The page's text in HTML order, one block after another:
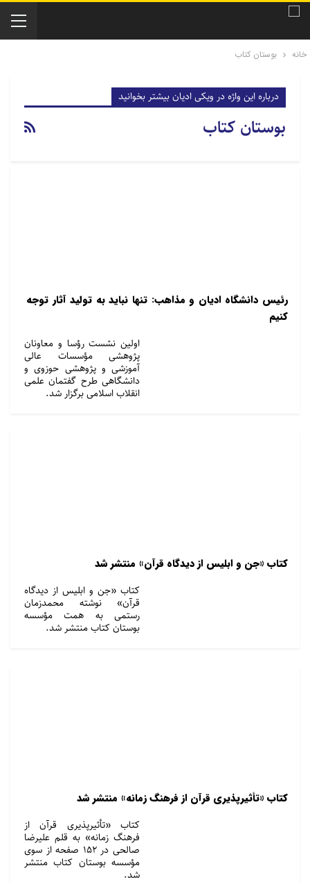
خانه بوستان کتاب
درباره این واژه در ویکی ادیان بیشتر بخوانید
بوستان کتاب
رئیس دانشگاه ادیان و مذاهب: تنها نباید به تولید آثار توجه
کنیم
اولین نشست رؤسا و معاونان
پژوهشی مؤسسات عالی
آموزشی و پژوهشی حوزوی و
دانشگاهی طرح گفتمان علمی
انقلاب اسلامی برگزار شد.
کتاب «جن و ابلیس از دیدگاه قرآن» منتشر شد
کتاب «جن و ابلیس از دیدگاه
قرآن» نوشته محمدزمان
رستمی به همت مؤسسه
بوستان کتاب منتشر شد.
کتاب «تأثیرپذیری قرآن از فرهنگ زمانه» منتشر شد
کتاب «تأثیرپذیری قرآن از
فرهنگ زمانه» به قلم علیرضا
صالحی در ۱۵۲ صفحه از سوی
مؤسسه بوستان کتاب منتشر
شد.